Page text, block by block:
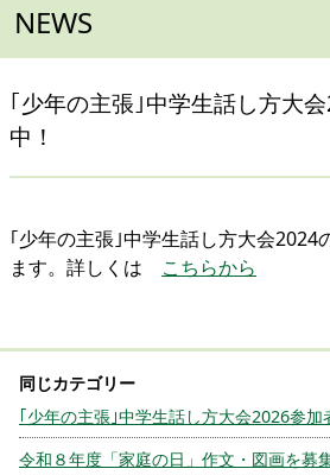
NEWS
｢少年の主張｣中学生話し方大
中！
｢少年の主張｣中学生話し方大会2024
ます。詳しくは こちらから
｢少年の主張｣中学生話し方大会2026参加
令和８年度「家庭の日」作文・図画を募